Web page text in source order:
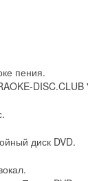
пения.
DISC.CLUB
диск DVD.